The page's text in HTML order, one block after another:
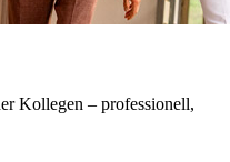
Kollegen – professionell,